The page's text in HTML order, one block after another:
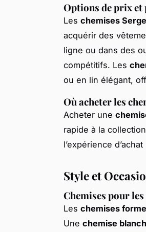
Options de prix
Les chemises
acquérir des
ligne ou dans des
compétitifs. Les
ou en lin élégant,
Où acheter les
Acheter une
rapide à la
l’expérience
Style et
Chemises pour
Les chemises
Une chemise